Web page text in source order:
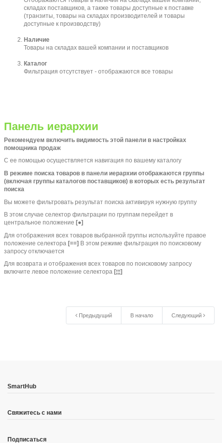
складах поставщиков, а также товары доступные к поставке
(транзиты, товары на складах производителей и товары
доступные к производству)
Наличие
Товары на складах вашей компании и поставщиков
Каталог
Фильтрация отсутствует - отображаются все товары
Панель иерархии
Рекомендуем включить видимость этой панели в настройках
помощника продаж
С ее помощью осуществляется навигация по вашему каталогу
В режиме поиска товаров в панели иерархии отображаются группы
(включая группы каталогов поставщиков) в которых есть результат
поиска
Вы можете фильтровать результат поиска активируя нужную группу
В этом случае селектор фильтрации по группам перейдет в
центральное положение [●]
Для отображения всех товаров выбранной группы используйте правое
положение селектора [≡≡] В этом режиме фильтрация по поисковому
запросу отключается
Для возврата и отображения всех товаров по поисковому запросу
включите левое положение селектора [¦¦¦]
Предыдущий В начало Следующий
SmartHub
Свяжитесь с нами
Подписаться